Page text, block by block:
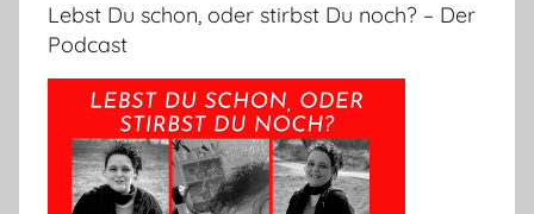
Lebst Du schon, oder stirbst Du noch? – Der
Podcast